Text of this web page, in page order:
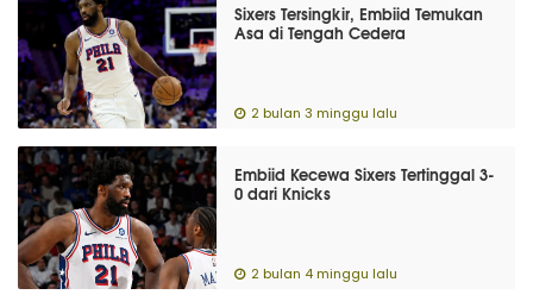
Sixers Tersingkir, Embiid Temukan
Asa di Tengah Cedera
2 bulan 3 minggu lalu
Embiid Kecewa Sixers Tertinggal 3-
0 dari Knicks
2 bulan 4 minggu lalu